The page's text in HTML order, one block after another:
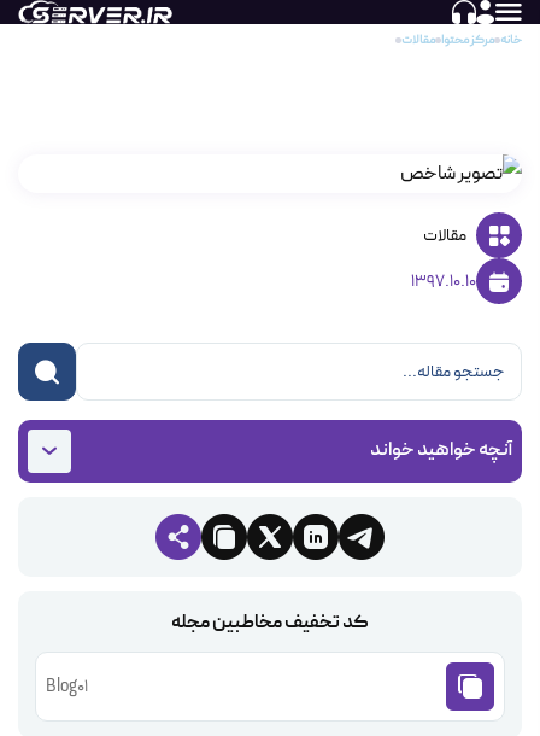
خانه مرکز محتوا مقالات
مقالات
1397.10.10
آنچه خواهید خواند
کد تخفیف مخاطبین مجله
Blog01